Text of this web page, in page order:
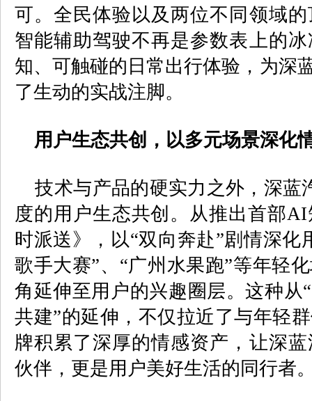
可。全民体验以及两位不同领域
智能辅助驾驶不再是参数表上的
知、可触碰的日常出行体验，为深
了生动的实战注脚。
用户生态共创，以多元场景深化
技术与产品的硬实力之外，深蓝
度的用户生态共创。从推出首部AI
时派送》，以“双向奔赴”剧情深化
歌手大赛”、“广州水果跑”等年轻
角延伸至用户的兴趣圈层。这种从
共建”的延伸，不仅拉近了与年轻
牌积累了深厚的情感资产，让深
伙伴，更是用户美好生活的同行者